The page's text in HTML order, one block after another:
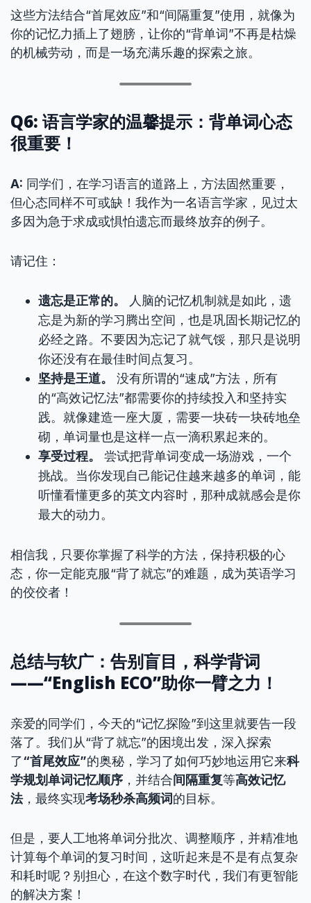
这些方法结合“首尾效应”和“间隔重复”使用，就像为
你的记忆力插上了翅膀，让你的“背单词”不再是枯燥
的机械劳动，而是一场充满乐趣的探索之旅。
Q6: 语言学家的温馨提示：背单词心态
很重要！
A: 同学们，在学习语言的道路上，方法固然重要，
但心态同样不可或缺！我作为一名语言学家，见过太
多因为急于求成或惧怕遗忘而最终放弃的例子。
请记住：
遗忘是正常的。
人脑的记忆机制就是如此，遗
忘是为新的学习腾出空间，也是巩固长期记忆的
必经之路。不要因为忘记了就气馁，那只是说明
你还没有在最佳时间点复习。
坚持是王道。
没有所谓的“速成”方法，所有
的“高效记忆法”都需要你的持续投入和坚持实
践。就像建造一座大厦，需要一块砖一块砖地垒
砌，单词量也是这样一点一滴积累起来的。
享受过程。
尝试把背单词变成一场游戏，一个
挑战。当你发现自己能记住越来越多的单词，能
听懂看懂更多的英文内容时，那种成就感会是你
最大的动力。
相信我，只要你掌握了科学的方法，保持积极的心
态，你一定能克服“背了就忘”的难题，成为英语学习
的佼佼者！
总结与软广：告别盲目，科学背词
——“English ECO”助你一臂之力！
亲爱的同学们，今天的“记忆探险”到这里就要告一段
落了。我们从“背了就忘”的困境出发，深入探索
了“首尾效应”的奥秘，学习了如何巧妙地运用它来科
学规划单词记忆顺序 ，并结合间隔重复等高效记忆
法，最终实现考场秒杀高频词的目标。
但是，要人工地将单词分批次、调整顺序，并精准地
计算每个单词的复习时间，这听起来是不是有点复杂
和耗时呢？别担心，在这个数字时代，我们有更智能
的解决方案！